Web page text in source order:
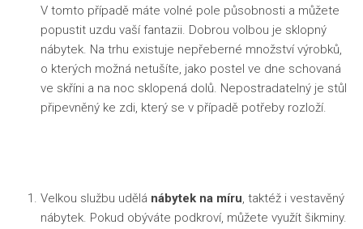
V tomto případě máte volné pole působnosti a můžete
popustit uzdu vaší fantazii. Dobrou volbou je sklopný
nábytek. Na trhu existuje nepřeberné množství výrobků,
o kterých možná netušíte, jako postel ve dne schovaná
ve skříni a na noc sklopená dolů. Nepostradatelný je stůl
připevněný ke zdi, který se v případě potřeby rozloží.
Velkou službu udělá nábytek na míru, taktéž i vestavěný
nábytek. Pokud obýváte podkroví, můžete využít šikminy.